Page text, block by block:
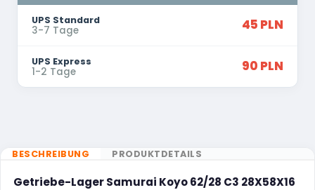
UPS Standard
3-7 Tage 45 PLN
UPS Express
1-2 Tage 90 PLN
BESCHREIBUNG PRODUKTDETAILS
Getriebe-Lager Samurai Koyo 62/28 C3 28X58X16